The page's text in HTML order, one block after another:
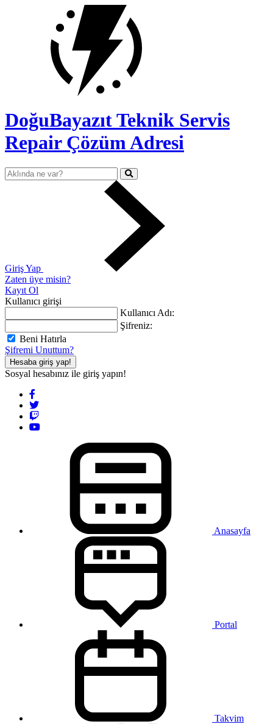
DoğuBayazıt Teknik Servis
Repair Çözüm Adresi
Giriş Yap
Zaten üye misin?
Kayıt Ol
Kullanıcı girişi
Kullanıcı Adı:
Şifreniz:
Beni Hatırla
Şifremi Unuttum?
Hesaba giriş yap!
Sosyal hesabınız ile giriş yapın!
Anasayfa
Portal
Takvim